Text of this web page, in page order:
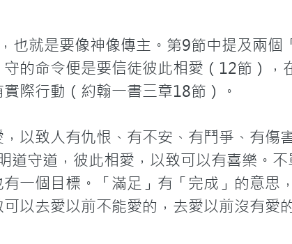
也就是要像神像傳主。第9節中提及兩個
的命令便是要信徒彼此相愛（12節），
際行動（約翰一書三章18節）。
以致人有仇恨、有不安、有鬥爭、有傷
道守道，彼此相愛，以致可以有喜樂。
一個目標。「滿足」有「完成」的意思
以去愛以前不能愛的，去愛以前沒有愛